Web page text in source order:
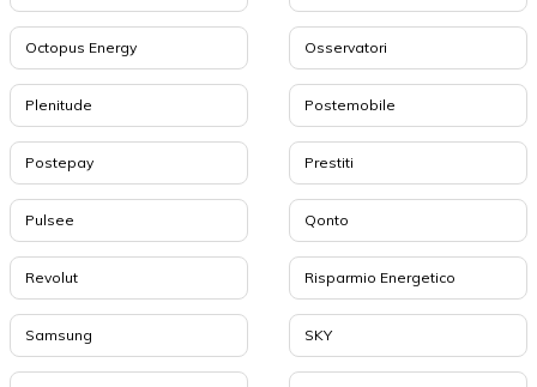
Octopus Energy Osservatori
Plenitude Postemobile
Postepay Prestiti
Pulsee Qonto
Revolut Risparmio Energetico
Samsung SKY